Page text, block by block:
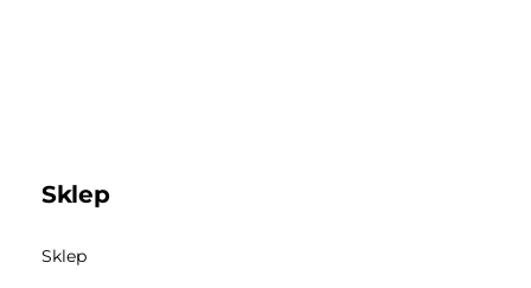
Sklep
Sklep